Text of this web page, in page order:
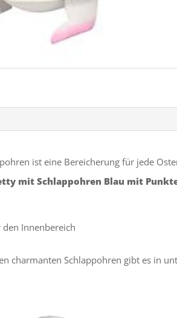
ist eine Bereicherung für jede
mit Schlappohren Blau mit
Innenbereich
charmanten Schlappohren gibt es in